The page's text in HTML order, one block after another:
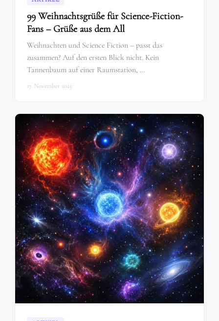
99 Weihnachtsgrüße für Science-Fiction-
Fans – Grüße aus dem All
Weihnachten und Science Fiction – passt das
zusammen? Auf den ersten Blick nicht. Kein
Tannenbaum auf einer Raumstation, …
17. November 2025